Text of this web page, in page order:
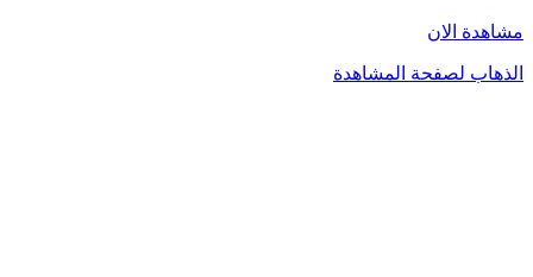
مشاهدة الان
الذهاب لصفحة المشاهدة